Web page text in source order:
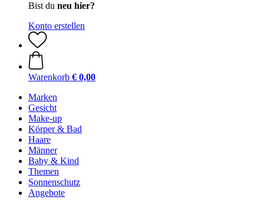
Bist du neu hier?
Konto erstellen
Warenkorb € 0,00
Marken
Gesicht
Make-up
Körper & Bad
Haare
Männer
Baby & Kind
Themen
Sonnenschutz
Angebote